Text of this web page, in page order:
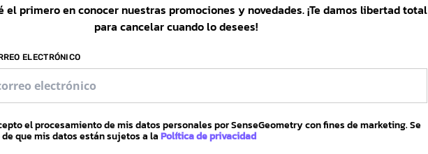
el primero en conocer nuestras promociones y novedades. ¡Te damos libertad total
para cancelar cuando lo desees!
ELECTRÓNICO
el procesamiento de mis datos personales por SenseGeometry con fines de marketing. Se
que mis datos están sujetos a laPolítica de privacidad